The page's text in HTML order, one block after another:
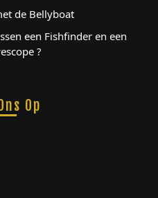
de Bellyboat
een Fishfinder en een
?
Op